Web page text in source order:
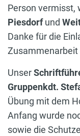
Person vermisst,
Piesdorfund
Danke für die
Zusammenarbeit
Unser
Gruppenkdt.
Übung mit dem
Anfang wurde
sowie die